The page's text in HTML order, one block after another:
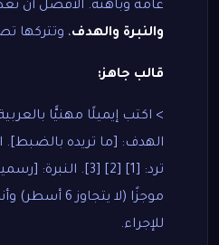
عامة وباهتة. الأفضل أن
والنبرة والهدف، وتتركها
قالب جاهز:
> اكتب إيميلًا مهنيًّا
الهدف: [ما تريده بالضبط].
ترد: [1] [2] [3].
موجزًا (لا
للإجراء.